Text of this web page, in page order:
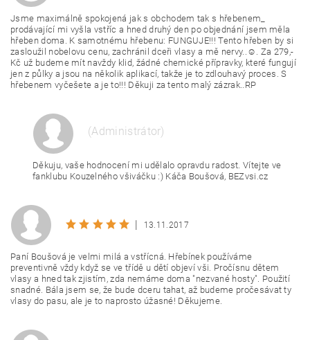
Jsme maximálně spokojená jak s obchodem tak s hřebenem_
prodávající mi vyšla vstříc a hned druhý den po objednání jsem měla
hřeben doma. K samotnému hřebenu: FUNGUJE!!! Tento hřeben by si
zasloužil nobelovu cenu, zachránil dceři vlasy a mě nervy..☺. Za 279,-
Kč už budeme mít navždy klid, žádné chemické přípravky, které fungují
jen z půlky a jsou na několik aplikací, takže je to zdlouhavý proces. S
hřebenem vyčešete a je to!!! Děkuji za tento malý zázrak..RP
(Administrátor)
Děkuju, vaše hodnocení mi udělalo opravdu radost. Vítejte ve
fanklubu Kouzelného všiváčku :) Káča Boušová, BEZvsi.cz
| 13.11.2017
Paní Boušová je velmi milá a vstřícná. Hřebínek používáme
preventivně vždy když se ve třídě u dětí objeví vši. Pročísnu dětem
vlasy a hned tak zjistím, zda nemáme doma "nezvané hosty". Použití
snadné. Bála jsem se, že bude dceru tahat, až budeme pročesávat ty
vlasy do pasu, ale je to naprosto úžasné! Děkujeme.